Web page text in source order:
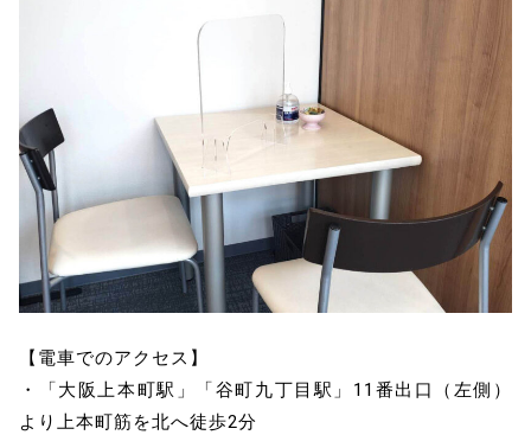
【電車でのアクセス】
・「大阪上本町駅」「谷町九丁目駅」11番出口（左側）
より上本町筋を北へ徒歩2分